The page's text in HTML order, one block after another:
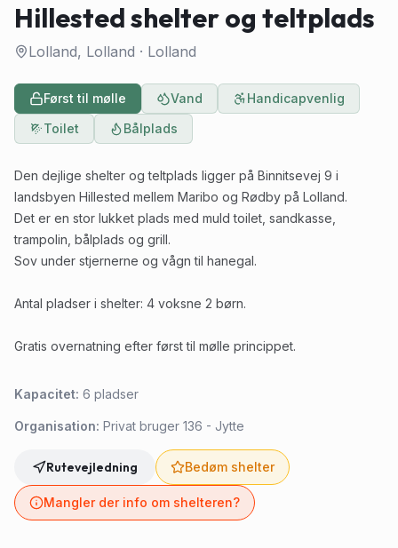
Hillested shelter og teltplads
Lolland, Lolland · Lolland
Først til mølle Vand
Handicapvenlig
Toilet
Bålplads
Den dejlige shelter og teltplads ligger på Binnitsevej 9 i
landsbyen Hillested mellem Maribo og Rødby på Lolland.
Det er en stor lukket plads med muld toilet, sandkasse,
trampolin, bålplads og grill.
Sov under stjernerne og vågn til hanegal.
Antal pladser i shelter: 4 voksne 2 børn.
Gratis overnatning efter først til mølle princippet.
Kapacitet: 6 pladser
Organisation: Privat bruger 136 - Jytte
Rutevejledning Bedøm shelter
Mangler der info om shelteren?